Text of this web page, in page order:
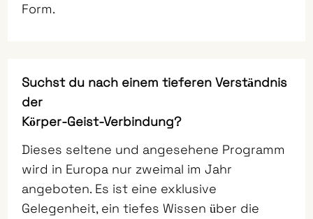
Form.
Suchst du nach einem tieferen Verständnis
der
Körper-Geist-Verbindung?
Dieses seltene und angesehene Programm
wird in Europa nur zweimal im Jahr
angeboten. Es ist eine exklusive
Gelegenheit, ein tiefes Wissen über die